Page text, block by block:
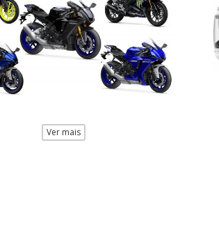
Ver mais